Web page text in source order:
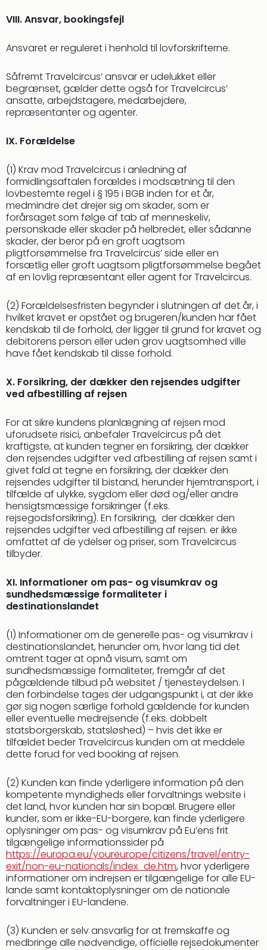
VIII. Ansvar, bookingsfejl
Ansvaret er reguleret i henhold til lovforskrifterne.
Såfremt Travelcircus’ ansvar er udelukket eller
begrænset, gælder dette også for Travelcircus’
ansatte, arbejdstagere, medarbejdere,
repræsentanter og agenter.
IX. Forældelse
(1) Krav mod Travelcircus i anledning af
formidlingsaftalen forældes i modsætning til den
lovbestemte regel i § 195 i BGB inden for et år,
medmindre det drejer sig om skader, som er
forårsaget som følge af tab af menneskeliv,
personskade eller skader på helbredet, eller sådanne
skader, der beror på en groft uagtsom
pligtforsømmelse fra Travelcircus’ side eller en
forsætlig eller groft uagtsom pligtforsømmelse begået
af en lovlig repræsentant eller agent for Travelcircus.
(2) Forældelsesfristen begynder i slutningen af det år, i
hvilket kravet er opstået og brugeren/kunden har fået
kendskab til de forhold, der ligger til grund for kravet og
debitorens person eller uden grov uagtsomhed ville
have fået kendskab til disse forhold.
X. Forsikring, der dækker den rejsendes udgifter
ved afbestilling af rejsen
For at sikre kundens planlægning af rejsen mod
uforudsete risici, anbefaler Travelcircus på det
kraftigste, at kunden tegner en forsikring, der dækker
den rejsendes udgifter ved afbestilling af rejsen samt i
givet fald at tegne en forsikring, der dækker den
rejsendes udgifter til bistand, herunder hjemtransport, i
tilfælde af ulykke, sygdom eller død og/eller andre
hensigtsmæssige forsikringer (f.eks.
rejsegodsforsikring). En forsikring, der dækker den
rejsendes udgifter ved afbestilling af rejsen. er ikke
omfattet af de ydelser og priser, som Travelcircus
tilbyder.
XI. Informationer om pas- og visumkrav og
sundhedsmæssige formaliteter i
destinationslandet
(1) Informationer om de generelle pas- og visumkrav i
destinationslandet, herunder om, hvor lang tid det
omtrent tager at opnå visum, samt om
sundhedsmæssige formaliteter, fremgår af det
pågældende tilbud på websitet / tjenesteydelsen. I
den forbindelse tages der udgangspunkt i, at der ikke
gør sig nogen særlige forhold gældende for kunden
eller eventuelle medrejsende (f.eks. dobbelt
statsborgerskab, statsløshed) – hvis det ikke er
tilfældet beder Travelcircus kunden om at meddele
dette forud for ved booking af rejsen.
(2) Kunden kan finde yderligere information på den
kompetente myndigheds eller forvaltnings website i
det land, hvor kunden har sin bopæl. Brugere eller
kunder, som er ikke-EU-borgere, kan finde yderligere
oplysninger om pas- og visumkrav på Eu’ens frit
tilgængelige informationssider på
https://europa.eu/youreurope/citizens/travel/entry-
exit/non-eu-nationals/index_de.htm, hvor yderligere
informationer om indrejsen er tilgængelige for alle EU-
lande samt kontaktoplysninger om de nationale
forvaltninger i EU-landene.
(3) Kunden er selv ansvarlig for at fremskaffe og
medbringe alle nødvendige, officielle rejsedokumenter